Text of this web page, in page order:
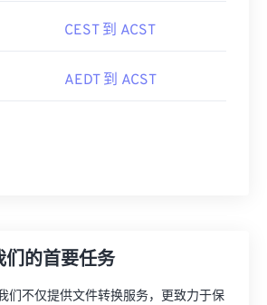
CEST 到 ACST
AEDT 到 ACST
的首要任务
们不仅提供文件转换服务，更致力于保